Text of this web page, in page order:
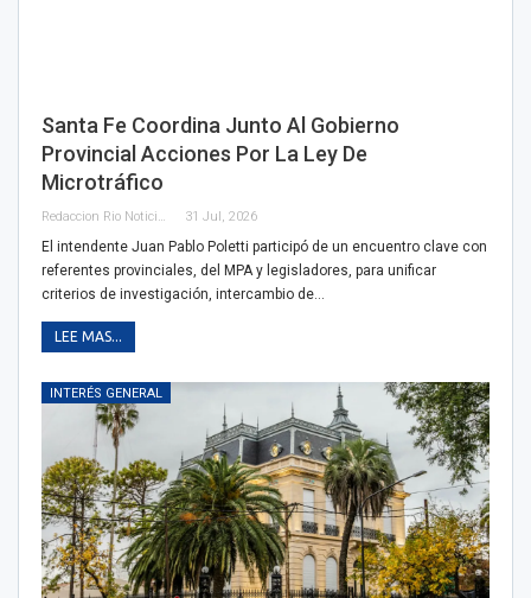
Santa Fe Coordina Junto Al Gobierno
Provincial Acciones Por La Ley De
Microtráfico
Redaccion Rio Noticias OK 31 Jul, 2026
El intendente Juan Pablo Poletti participó de un encuentro clave con
referentes provinciales, del MPA y legisladores, para unificar
criterios de investigación, intercambio de…
LEE MAS...
INTERÉS GENERAL